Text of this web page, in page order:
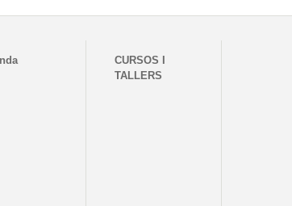
CURSOS I
TALLERS